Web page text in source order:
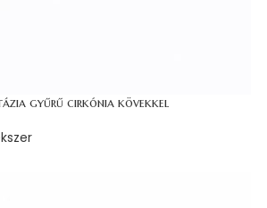
gyűrű cirkónia kövekkel